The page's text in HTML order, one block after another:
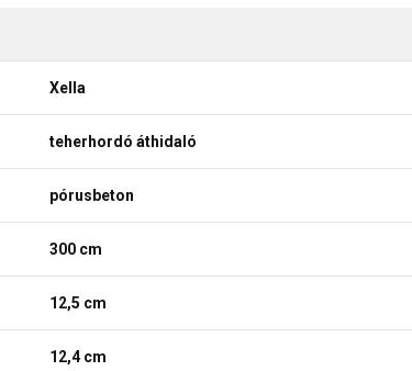
Xella
teherhordó áthidaló
pórusbeton
300 cm
12,5 cm
12,4 cm